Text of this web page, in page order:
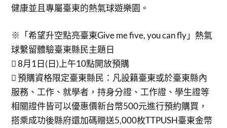
健康並且專屬臺東的熱氣球遊樂園。
※「希望升空點亮臺東Give me five, you can fly」熱氣
球繫留體驗臺東縣民主題日
 8月1日(日)上午10點開放預購
 預購資格限定臺東縣民：凡設籍臺東或於臺東縣內
服務、工作、就學者，持身分證、工作證、學生證等
相關證件皆可以優惠價新台幣500元進行預約購買，
搭乘成功後縣府還加碼贈送5,000枚TTPUSH臺東金幣